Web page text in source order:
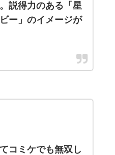
説得力のある「星
ー」のイメージが
コミケでも無双し